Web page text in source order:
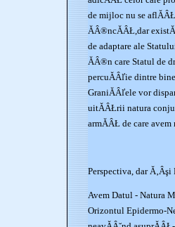
de mijloc nu se
ĂÂ®ncĂÂŁ,dar
de adaptare ale
ĂÂ®n care Statul de
percuĂÂľie dintre
GraniĂÂľele vor
uitĂÂŁrii natura
armĂÂŁ de care
Perspectiva, dar
Avem Datul - Natura
Orizontul Epidermo-